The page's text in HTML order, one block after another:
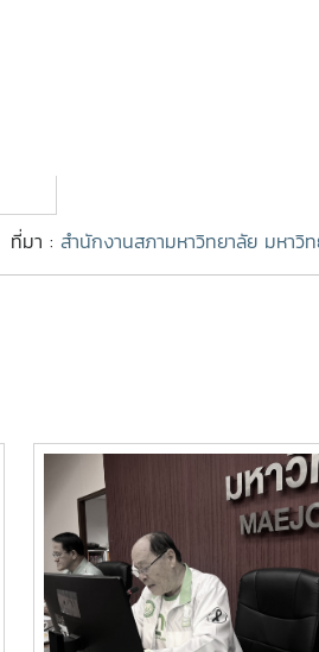
ที่มา : สำนักงานสภามหาวิทยาลัย มหาวิ